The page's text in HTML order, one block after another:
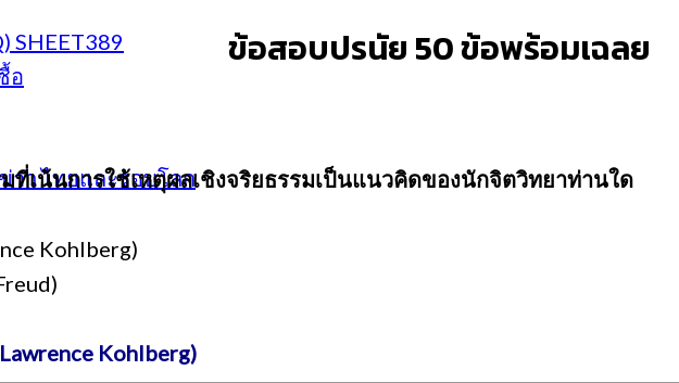
SHEET389
อ
ว ไทยและรอบโลก
ข้อสอบปรนัย 50 ข้อพร้อมเฉลย
ที่เน้นการใช้เหตุผลเชิงจริยธรรมเป็นแนวคิดของนักจิตวิทยาท่านใด
Kohlberg)
Kohlberg)